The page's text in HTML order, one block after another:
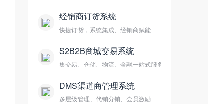
经销商订货系统
快捷订货，系统集成、经销商赋能
S2B2B商城交易系统
集交易、仓储、物流、金融一站式服务
DMS渠道商管理系统
多层级管理、代销分销、会员激励